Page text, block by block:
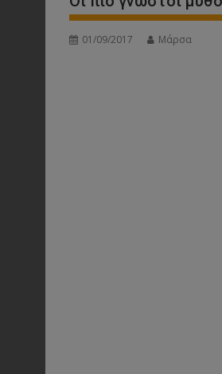
01/09/2017 Μάρσα